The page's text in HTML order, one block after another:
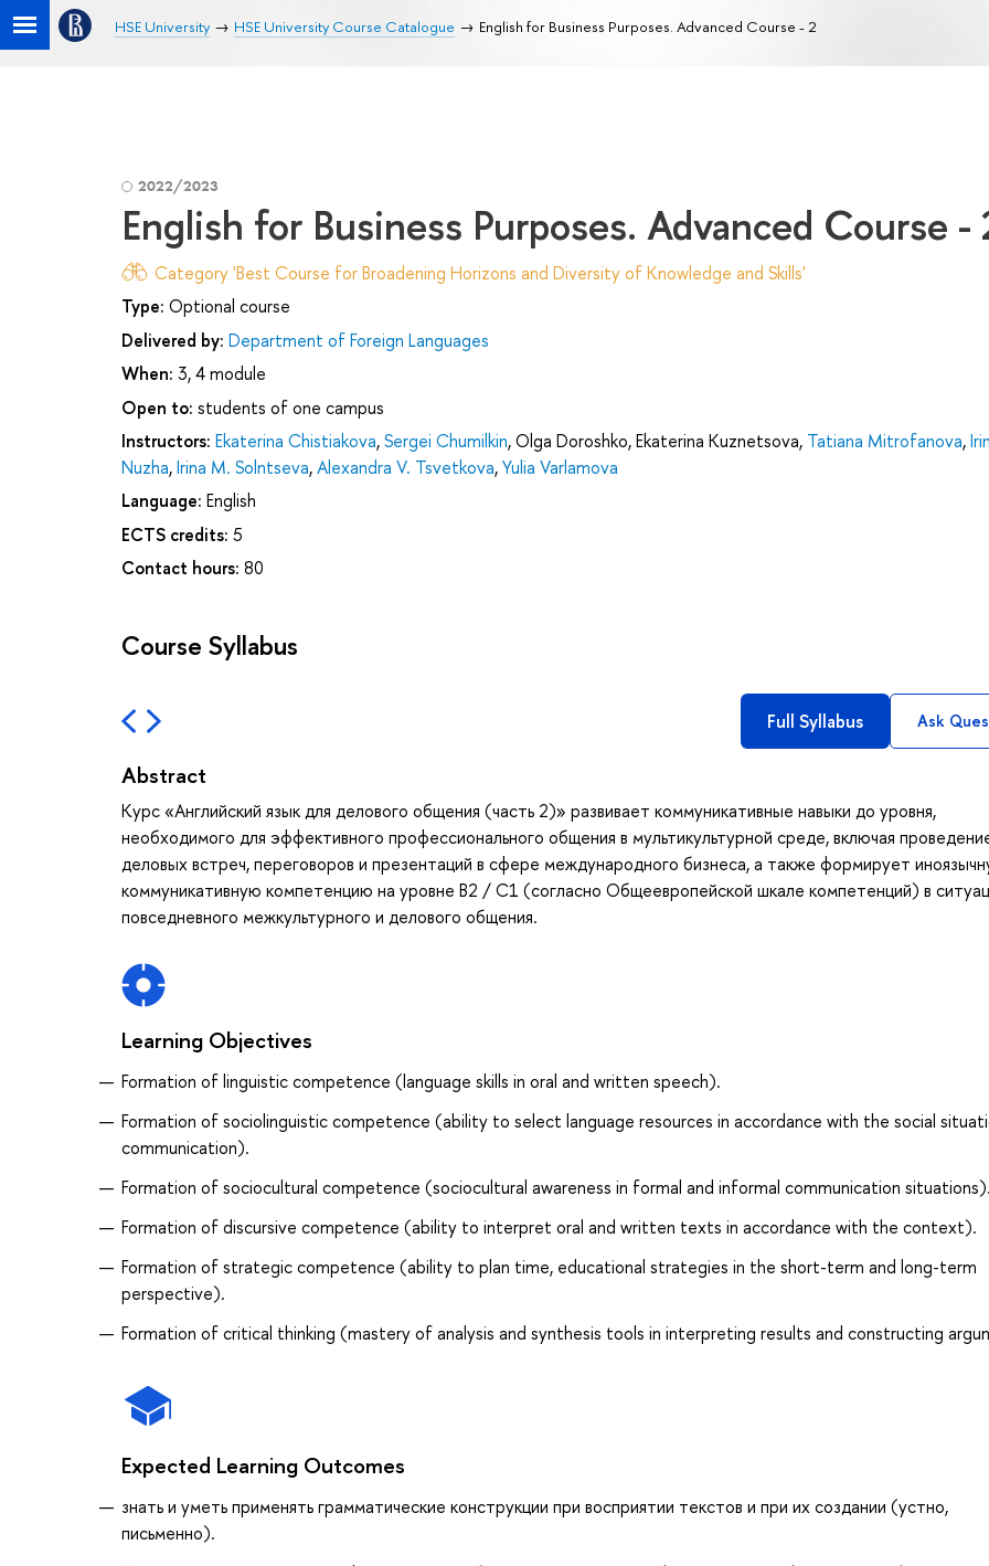
HSE University HSE University Course Catalogue English for Business Purposes. Advanced Course - 2
2022/2023
English for Business Purposes. Advanced Course -
Category 'Best Course for Broadening Horizons and Diversity of Knowledge and Skills'
Type: Optional course
Delivered by: Department of Foreign Languages
When: 3, 4 module
Open to: students of one campus
Instructors: Ekaterina Chistiakova,Sergei Chumilkin,Olga Doroshko,Ekaterina Kuznetsova, Tatiana Mitrofanova,
Nuzha,Irina M. Solntseva,Alexandra V. Tsvetkova,Yulia Varlamova
Language: English
ECTS credits: 5
Contact hours: 80
Course Syllabus
Full Syllabus Ask
Abstract
Курс «Английский язык для делового общения (часть 2)» развивает коммуникативные навыки до уровня,
необходимого для эффективного профессионального общения в мультикультурной среде, включая
деловых встреч, переговоров и презентаций в сфере международного бизнеса, а также формирует
коммуникативную компетенцию на уровне B2 / C1 (согласно Общеевропейской шкале компетенций) в
повседневного межкультурного и делового общения.
Learning Objectives
Formation of linguistic competence (language skills in oral and written speech).
Formation of sociolinguistic competence (ability to select language resources in accordance with the social
communication).
Formation of sociocultural competence (sociocultural awareness in formal and informal communication situations).
Formation of discursive competence (ability to interpret oral and written texts in accordance with the context).
Formation of strategic competence (ability to plan time, educational strategies in the short-term and long-term
perspective).
Formation of critical thinking (mastery of analysis and synthesis tools in interpreting results and constructing
Expected Learning Outcomes
знать и уметь применять грамматические конструкции при восприятии текстов и при их создании (устно,
письменно).